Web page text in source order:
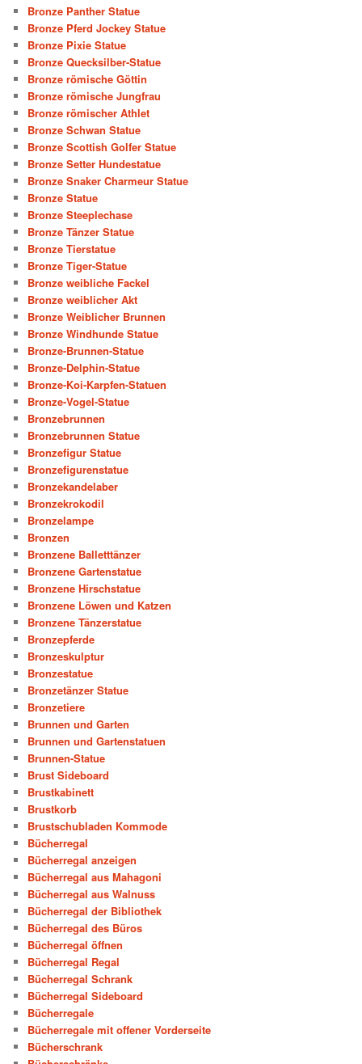
Bronze Panther Statue
Bronze Pferd Jockey Statue
Bronze Pixie Statue
Bronze Quecksilber-Statue
Bronze römische Göttin
Bronze römische Jungfrau
Bronze römischer Athlet
Bronze Schwan Statue
Bronze Scottish Golfer Statue
Bronze Setter Hundestatue
Bronze Snaker Charmeur Statue
Bronze Statue
Bronze Steeplechase
Bronze Tänzer Statue
Bronze Tierstatue
Bronze Tiger-Statue
Bronze weibliche Fackel
Bronze weiblicher Akt
Bronze Weiblicher Brunnen
Bronze Windhunde Statue
Bronze-Brunnen-Statue
Bronze-Delphin-Statue
Bronze-Koi-Karpfen-Statuen
Bronze-Vogel-Statue
Bronzebrunnen
Bronzebrunnen Statue
Bronzefigur Statue
Bronzefigurenstatue
Bronzekandelaber
Bronzekrokodil
Bronzelampe
Bronzen
Bronzene Balletttänzer
Bronzene Gartenstatue
Bronzene Hirschstatue
Bronzene Löwen und Katzen
Bronzene Tänzerstatue
Bronzepferde
Bronzeskulptur
Bronzestatue
Bronzetänzer Statue
Bronzetiere
Brunnen und Garten
Brunnen und Gartenstatuen
Brunnen-Statue
Brust Sideboard
Brustkabinett
Brustkorb
Brustschubladen Kommode
Bücherregal
Bücherregal anzeigen
Bücherregal aus Mahagoni
Bücherregal aus Walnuss
Bücherregal der Bibliothek
Bücherregal des Büros
Bücherregal öffnen
Bücherregal Regal
Bücherregal Schrank
Bücherregal Sideboard
Bücherregale
Bücherregale mit offener Vorderseite
Bücherschrank